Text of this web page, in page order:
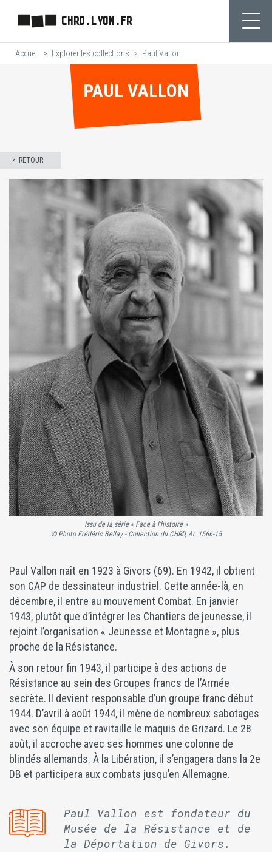
contenu
principal
CHRD.LYON.FR
Accueil Explorer les collections Paul Vallon
PAUL VALLON
RETOUR
Issu de la série « Face à l’histoire »
© Photo Frédéric Bellay - Collection du CHRD, Ar. 1566-15
Paul Vallon naît en 1923 à Givors (69). En 1942, il obtient
son CAP de dessinateur industriel. Cette année-là, en
décembre, il entre au mouvement Combat. En janvier
1943, plutôt que d’intégrer les Chantiers de jeunesse, il
rejoint l’organisation « Jeunesse et Montagne », plus
proche de la Résistance.
À son retour fin 1943, il participe à des actions de
Résistance au sein des Groupes francs de l’Armée
secrète. Il devient responsable d’un groupe franc début
1944. D’avril à août 1944, il mène de nombreux sabotages
avec son équipe et ravitaille le maquis de Grizard. Le 28
août, il accroche avec ses hommes une colonne de
blindés allemands. À la Libération, il s’engagera dans la 2e
DB et participera aux combats jusqu’en Allemagne.
Paul Vallon est fondateur du
Musée de la Résistance et de
la Déportation de Givors.